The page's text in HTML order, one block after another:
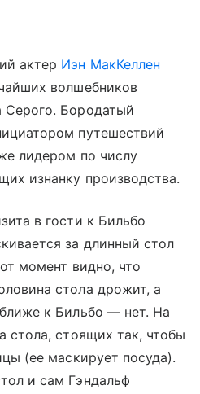
актер Иэн МакКеллен
волшебников
Серого. Бородатый
путешествий
лидером по числу
изнанку производства.
в гости к Бильбо
за длинный стол
момент видно, что
стола дрожит, а
к Бильбо — нет. На
стола, стоящих так, чтобы
(ее маскирует посуда).
и сам Гэндальф